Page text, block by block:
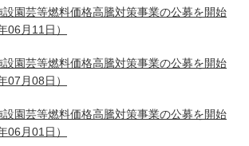
園芸等燃料価格高騰対策事業の公募を開始
06月11日）
園芸等燃料価格高騰対策事業の公募を開始
07月08日）
園芸等燃料価格高騰対策事業の公募を開始
06月01日）